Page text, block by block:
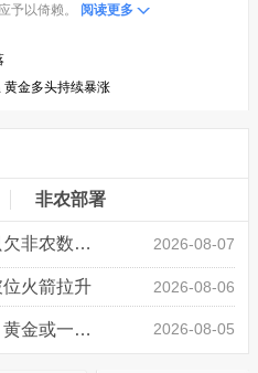
予以倚赖。 阅读更多
金多头持续暴涨
非农部署
领峰金评：万事俱备 黄金只欠非农数据“东风” 2026-08-07
火箭拉升 2026-08-06
领峰金评：静待小非农指引 黄金或一击破局 2026-08-05